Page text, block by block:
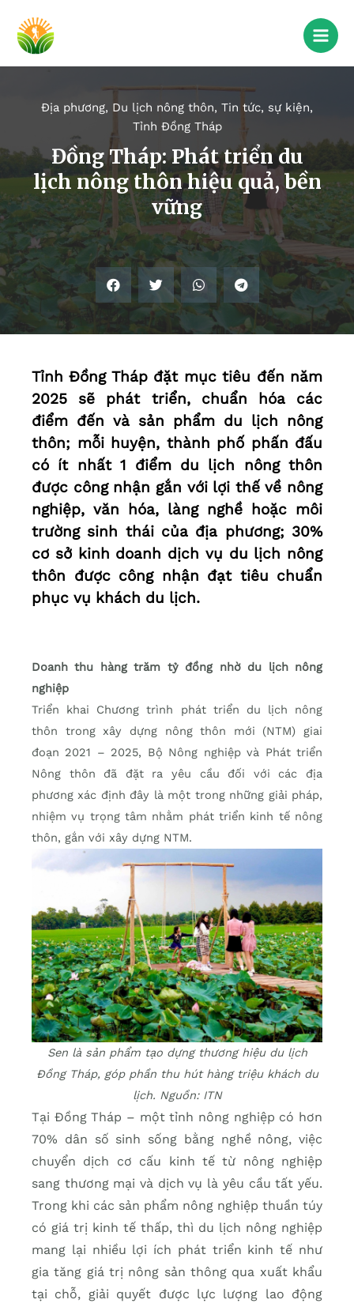
Địa phương, Du lịch nông thôn, Tin tức, sự kiện,
Tỉnh Đồng Tháp
Đồng Tháp: Phát triển du
lịch nông thôn hiệu quả, bền
vững
Tỉnh Đồng Tháp đặt mục tiêu đến năm
2025 sẽ phát triển, chuẩn hóa các
điểm đến và sản phẩm du lịch nông
thôn; mỗi huyện, thành phố phấn đấu
có ít nhất 1 điểm du lịch nông thôn
được công nhận gắn với lợi thế về nông
nghiệp, văn hóa, làng nghề hoặc môi
trường sinh thái của địa phương; 30%
cơ sở kinh doanh dịch vụ du lịch nông
thôn được công nhận đạt tiêu chuẩn
phục vụ khách du lịch.
Doanh thu hàng trăm tỷ đồng nhờ du lịch nông
nghiệp
Triển khai Chương trình phát triển du lịch nông
thôn trong xây dựng nông thôn mới (NTM) giai
đoạn 2021 – 2025, Bộ Nông nghiệp và Phát triển
Nông thôn đã đặt ra yêu cầu đối với các địa
phương xác định đây là một trong những giải pháp,
nhiệm vụ trọng tâm nhằm phát triển kinh tế nông
thôn, gắn với xây dựng NTM.
Sen là sản phẩm tạo dựng thương hiệu du lịch
Đồng Tháp, góp phần thu hút hàng triệu khách du
lịch. Nguồn: ITN
Tại Đồng Tháp – một tỉnh nông nghiệp có hơn
70% dân số sinh sống bằng nghề nông, việc
chuyển dịch cơ cấu kinh tế từ nông nghiệp
sang thương mại và dịch vụ là yêu cầu tất yếu.
Trong khi các sản phẩm nông nghiệp thuần túy
có giá trị kinh tế thấp, thì du lịch nông nghiệp
mang lại nhiều lợi ích phát triển kinh tế như
gia tăng giá trị nông sản thông qua xuất khẩu
tại chỗ, giải quyết được lực lượng lao động